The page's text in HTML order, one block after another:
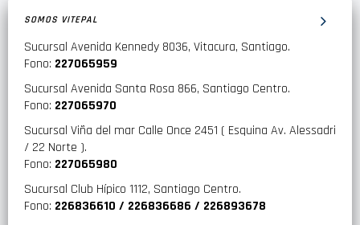
SOMOS VITEPAL
Sucursal Avenida Kennedy 8036, Vitacura, Santiago.
Fono: 227065959
Sucursal Avenida Santa Rosa 866, Santiago Centro.
Fono: 227065970
Sucursal Viña del mar Calle Once 2451 ( Esquina Av. Alessadri
/ 22 Norte ).
Fono: 227065980
Sucursal Club Hípico 1112, Santiago Centro.
Fono: 226836610 / 226836686 / 226893678